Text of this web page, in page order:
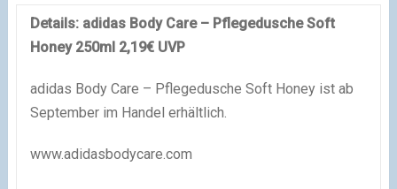
Details: adidas Body Care – Pflegedusche Soft
Honey 250ml 2,19€ UVP
adidas Body Care – Pflegedusche Soft Honey ist ab
September im Handel erhältlich.
www.adidasbodycare.com